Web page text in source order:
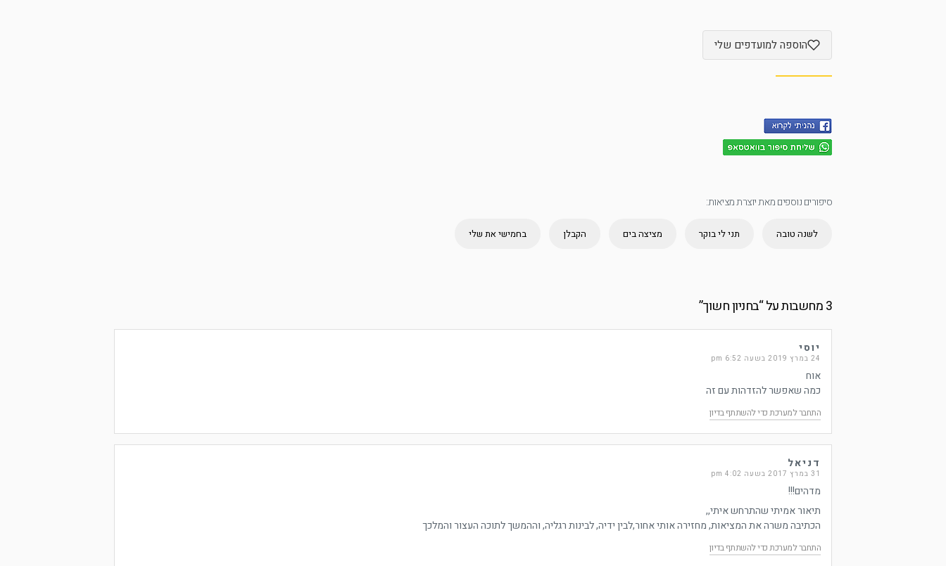
הוספה למועדפים שלי
סיפורים נוספים מאת יוצרת מציאות:
לשנה טובה תני לי בוקר מציצה בים הקבלן בחמישי את שלי
3 מחשבות על “ בחניון חשוך”
יוסי
24 במרץ 2019 בשעה 6:52 pm
אוח
כמה שאפשר להזדהות עם זה
התחבר למערכת כדי להשתתף בדיון
דניאל
31 במרץ 2017 בשעה 4:02 pm
מדהים!!!
תיאור אמיתי שהתרחש איתי,,
הכתיבה משרה את המציאות, מחזירה אותי אחור,לבין ידיה, לבינות רגליה, וההמשך לתוכה העצור והמלכך
התחבר למערכת כדי להשתתף בדיון